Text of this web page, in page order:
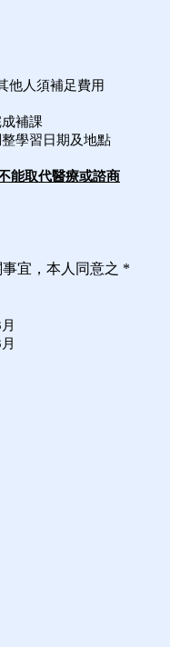
他人須補足費用
補課
學習日期及地點
能取代醫療或諮商
宜，本人同意之 *